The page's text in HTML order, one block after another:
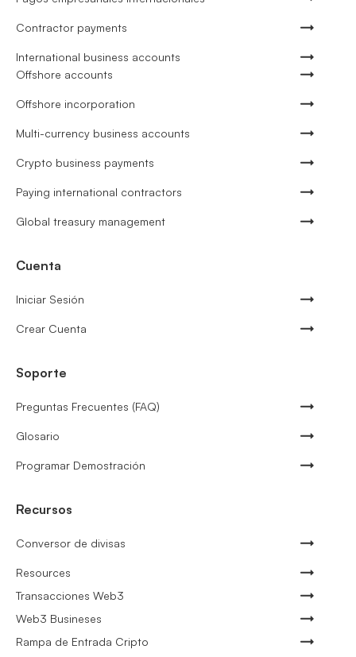
Contractor payments
International business accounts
Offshore accounts
Offshore incorporation
Multi-currency business accounts
Crypto business payments
Paying international contractors
Global treasury management
Cuenta
Iniciar Sesión
Crear Cuenta
Soporte
Preguntas Frecuentes (FAQ)
Glosario
Programar Demostración
Recursos
Conversor de divisas
Resources
Transacciones Web3
Web3 Busineses
Rampa de Entrada Cripto